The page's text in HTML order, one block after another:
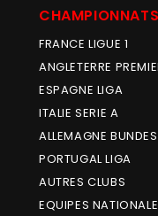
CHAMPIONNATS
FRANCE LIGUE 1
ANGLETERRE
ESPAGNE LIGA
ITALIE SERIE A
ALLEMAGNE
PORTUGAL LIGA
AUTRES CLUBS
EQUIPES